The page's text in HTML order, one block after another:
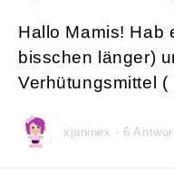
Hallo Mamis! Hab
bisschen länger)
Verhütungsmittel (
xjaninex - 6